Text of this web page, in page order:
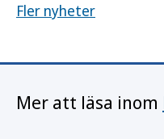
Fler nyheter
Mer att läsa inom